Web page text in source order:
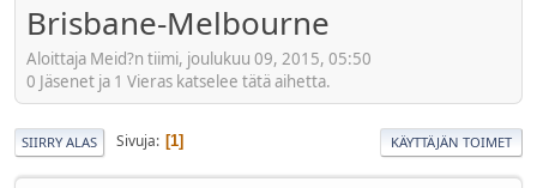
Brisbane-Melbourne
Aloittaja Meid?n tiimi, joulukuu 09, 2015, 05:50
0 Jäsenet ja 1 Vieras katselee tätä aihetta.
SIIRRY ALAS Sivuja 1 KÄYTTÄJÄN TOIMET